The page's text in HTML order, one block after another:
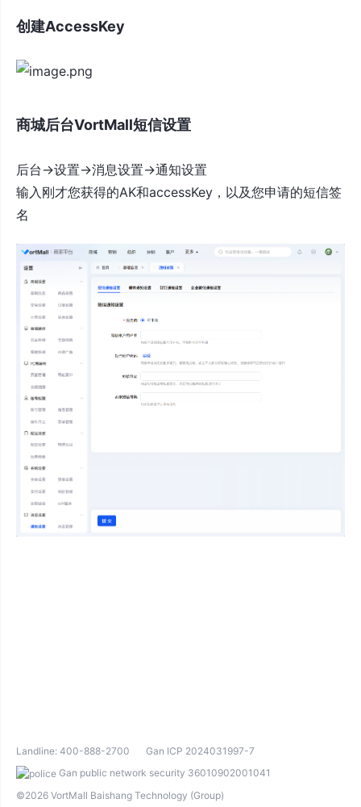
创建AccessKey
商城后台VortMall短信设置
后台->设置->消息设置->通知设置
输入刚才您获得的AK和accessKey，以及您申请的短信签
名
Landline: 400-888-2700
Gan ICP 2024031997-7
Gan public network security 36010902001041
©2026 VortMall Baishang Technology (Group)